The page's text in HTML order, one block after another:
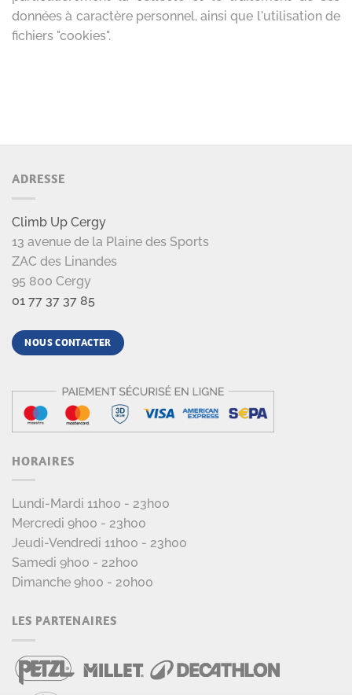
ADRESSE
Climb Up Cergy
13 avenue de la Plaine des Sports
ZAC des Linandes
95 800 Cergy
01 77 37 37 85
NOUS CONTACTER
HORAIRES
Lundi-Mardi 11h00 - 23h00
Mercredi 9h00 - 23h00
Jeudi-Vendredi 11h00 - 23h00
Samedi 9h00 - 22h00
Dimanche 9h00 - 20h00
LES PARTENAIRES